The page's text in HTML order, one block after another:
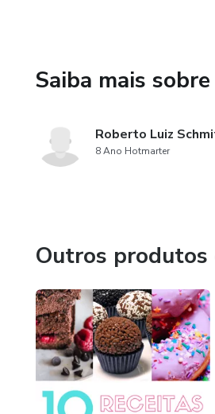
Saiba mais
Roberto Luiz
8 Ano Hotmarter
Outros produtos